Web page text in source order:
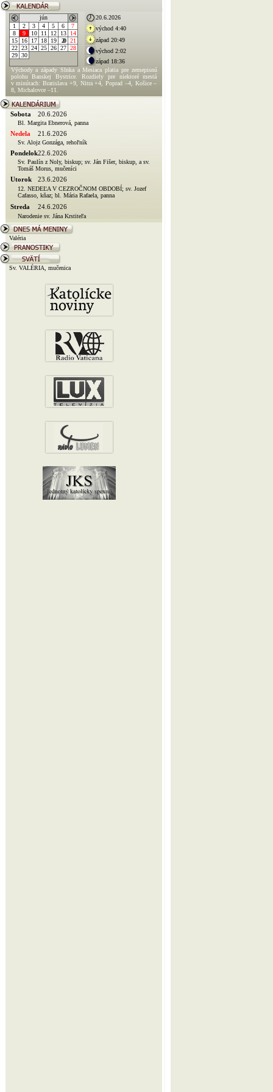
jún
1
2 3 4 5 6
7
8
9 10 11 12 13
14
15
16 17 18 19 20
21
22 23 24 25 26 27 28
29 30
20.6.2026
východ 4:40
západ 20:49
východ 2:02
západ 18:36
Východy a západy Slnka a Mesiaca platia pre zemepisnú
polohu Banskej Bystrice. Rozdiely pre niektoré mestá
v minútach: Bratislava +9, Nitra +4, Poprad –4, Košice –
8, Michalovce –11.
Sobota 20.6.2026
Bl. Margita Ebnerová, panna
Nedela 21.6.2026
Sv. Alojz Gonzága, rehoľník
Pondelok22.6.2026
Sv. Paulín z Noly, biskup; sv. Ján Fišer, biskup, a sv.
Tomáš Morus, mučeníci
Utorok 23.6.2026
12. NEDEĽA V CEZROČNOM OBDOBÍ; sv. Jozef
Cafasso, kňaz; bl. Mária Rafaela, panna
Streda 24.6.2026
Narodenie sv. Jána Krstiteľa
Valéria
Sv. VALÉRIA, mučenica